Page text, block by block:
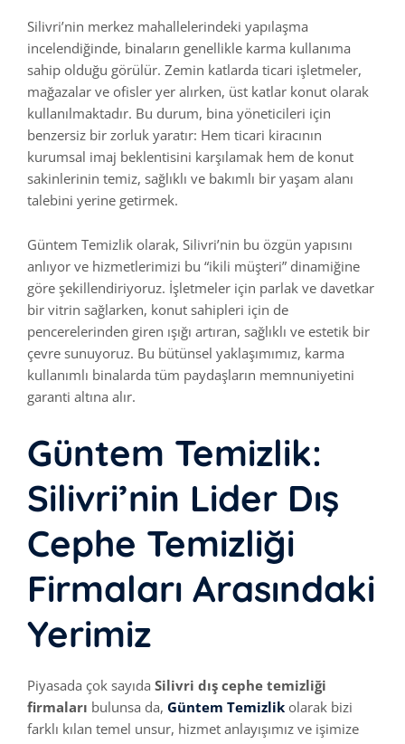
Silivri’nin merkez mahallelerindeki yapılaşma
incelendiğinde, binaların genellikle karma kullanıma
sahip olduğu görülür. Zemin katlarda ticari işletmeler,
mağazalar ve ofisler yer alırken, üst katlar konut olarak
kullanılmaktadır. Bu durum, bina yöneticileri için
benzersiz bir zorluk yaratır: Hem ticari kiracının
kurumsal imaj beklentisini karşılamak hem de konut
sakinlerinin temiz, sağlıklı ve bakımlı bir yaşam alanı
talebini yerine getirmek.
Güntem Temizlik olarak, Silivri’nin bu özgün yapısını
anlıyor ve hizmetlerimizi bu “ikili müşteri” dinamiğine
göre şekillendiriyoruz. İşletmeler için parlak ve davetkar
bir vitrin sağlarken, konut sahipleri için de
pencerelerinden giren ışığı artıran, sağlıklı ve estetik bir
çevre sunuyoruz. Bu bütünsel yaklaşımımız, karma
kullanımlı binalarda tüm paydaşların memnuniyetini
garanti altına alır.
Güntem Temizlik:
Silivri’nin Lider Dış
Cephe Temizliği
Firmaları Arasındaki
Yerimiz
Piyasada çok sayıda Silivri dış cephe temizliği
firmaları bulunsa da, Güntem Temizlik olarak bizi
farklı kılan temel unsur, hizmet anlayışımız ve işimize